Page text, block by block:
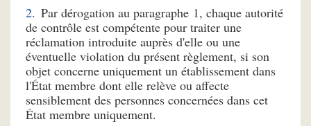
Par dérogation au paragraphe 1, chaque autorité
de contrôle est compétente pour traiter une
réclamation introduite auprès d'elle ou une
éventuelle violation du présent règlement, si son
objet concerne uniquement un établissement dans
l'État membre dont elle relève ou affecte
sensiblement des personnes concernées dans cet
État membre uniquement.